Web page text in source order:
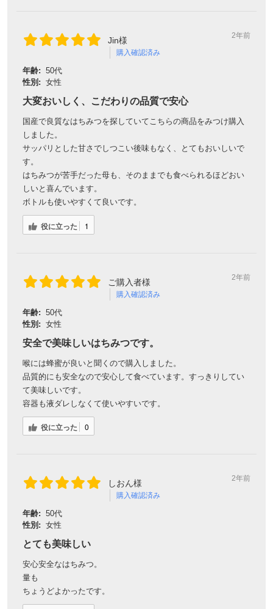
Jin様
購入確認済み
2年前
年齢: 50代
性別: 女性
大変おいしく、こだわりの品質で安心
国産で良質なはちみつを探していてこちらの商品をみつけ購入
しました。
サッパリとした甘さでしつこい後味もなく、とてもおいしいで
す。
はちみつが苦手だった母も、そのままでも食べられるほどおい
しいと喜んでいます。
ボトルも使いやすくて良いです。
役に立った 1
ご購入者様
購入確認済み
2年前
年齢: 50代
性別: 女性
安全で美味しいはちみつです。
喉には蜂蜜が良いと聞くので購入しました。
品質的にも安全なので安心して食べています。すっきりしてい
て美味しいです。
容器も液ダレしなくて使いやすいです。
役に立った 0
しおん様
購入確認済み
2年前
年齢: 50代
性別: 女性
とても美味しい
安心安全なはちみつ。
量も
ちょうどよかったです。